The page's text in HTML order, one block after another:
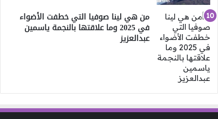
من هي لينا صوفيا التي خطفت الأضواء
في 2025 وما علاقتها بالنجمة ياسمين
عبدالعزيز